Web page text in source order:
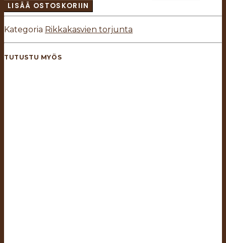
LISÄÄ OSTOSKORIIN
Kategoria Rikkakasvien torjunta
TUTUSTU MYÖS